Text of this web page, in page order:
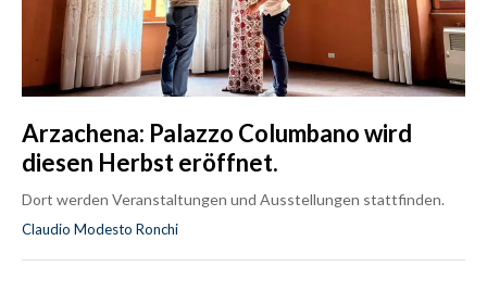
Arzachena: Palazzo Columbano wird
diesen Herbst eröffnet.
Dort werden Veranstaltungen und Ausstellungen stattfinden.
Claudio Modesto Ronchi